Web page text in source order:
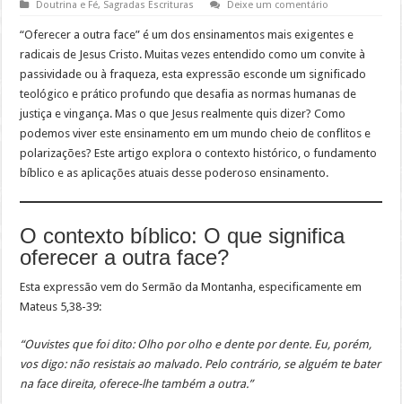
Doutrina e Fé, Sagradas Escrituras Deixe um comentário
“Oferecer a outra face” é um dos ensinamentos mais exigentes e
radicais de Jesus Cristo. Muitas vezes entendido como um convite à
passividade ou à fraqueza, esta expressão esconde um significado
teológico e prático profundo que desafia as normas humanas de
justiça e vingança. Mas o que Jesus realmente quis dizer? Como
podemos viver este ensinamento em um mundo cheio de conflitos e
polarizações? Este artigo explora o contexto histórico, o fundamento
bíblico e as aplicações atuais desse poderoso ensinamento.
O contexto bíblico: O que significa
oferecer a outra face?
Esta expressão vem do Sermão da Montanha, especificamente em
Mateus 5,38-39:
“Ouvistes que foi dito: Olho por olho e dente por dente. Eu, porém,
vos digo: não resistais ao malvado. Pelo contrário, se alguém te bater
na face direita, oferece-lhe também a outra.”